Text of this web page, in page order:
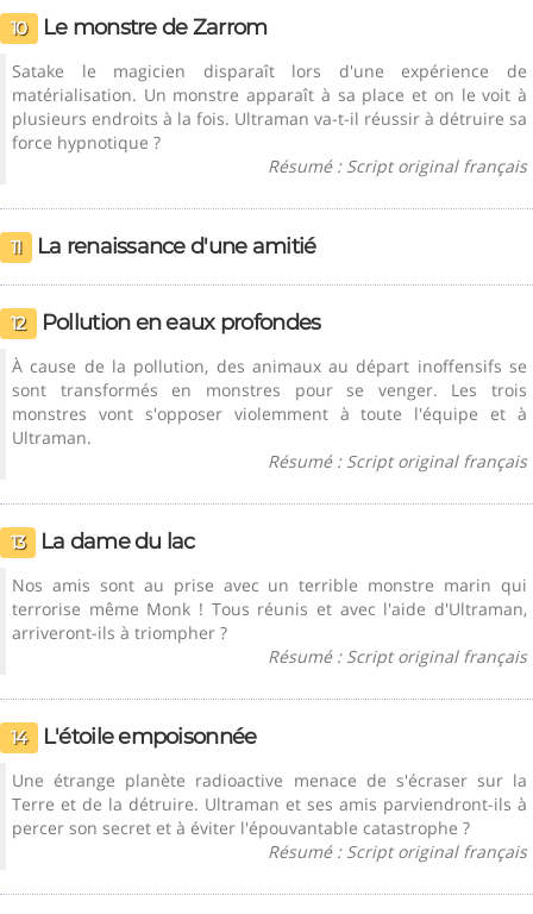
10 Le monstre de Zarrom
Satake le magicien disparaît lors d'une expérience de
matérialisation. Un monstre apparaît à sa place et on le voit à
plusieurs endroits à la fois. Ultraman va-t-il réussir à détruire sa
force hypnotique ?
Résumé : Script original français
11 La renaissance d'une amitié
12 Pollution en eaux profondes
À cause de la pollution, des animaux au départ inoffensifs se
sont transformés en monstres pour se venger. Les trois
monstres vont s'opposer violemment à toute l'équipe et à
Ultraman.
Résumé : Script original français
13 La dame du lac
Nos amis sont au prise avec un terrible monstre marin qui
terrorise même Monk ! Tous réunis et avec l'aide d'Ultraman,
arriveront-ils à triompher ?
Résumé : Script original français
14 L'étoile empoisonnée
Une étrange planète radioactive menace de s'écraser sur la
Terre et de la détruire. Ultraman et ses amis parviendront-ils à
percer son secret et à éviter l'épouvantable catastrophe ?
Résumé : Script original français